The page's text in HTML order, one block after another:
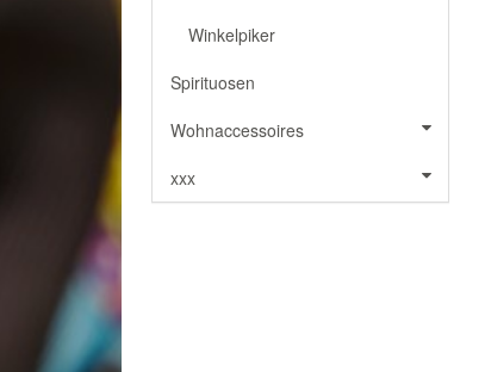
Winkelpiker
Spirituosen
Wohnaccessoires
xxx